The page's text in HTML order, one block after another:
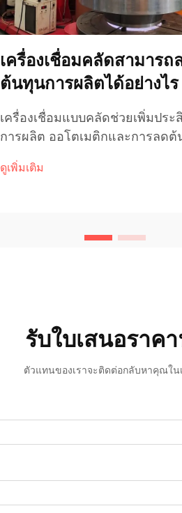
เครื่องเชื่อมคลัดสามารถ
ต้นทุนการผลิตได้อย่างไร
เครื่องเชื่อมแบบคลัดช่วยเพิ่มประ
การผลิต ออโตเมติกและการลด
สามารถทำงานได้ค่อนข้างอิสระ ซึ่ง
ดูเพิ่มเติม
รับใบเสนอราค
ตัวแทนของเราจะติดต่อกลับหาคุณใน